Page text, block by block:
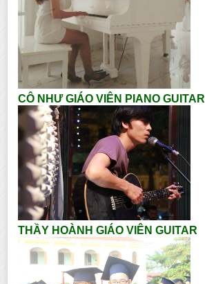
CÔ NHƯ GIÁO VIÊN PIANO GUITAR
THẦY HOÀNH GIÁO VIÊN GUITAR